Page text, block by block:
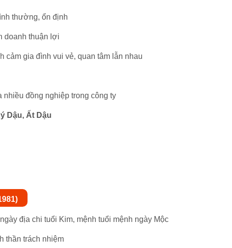
thường, ổn định
doanh thuận lợi
cảm gia đình vui vẻ, quan tâm lẫn nhau
đồng nghiệp trong công ty
Dậu, Ất Dậu
địa chi tuổi Kim, mệnh tuổi mệnh ngày Mộc
thần trách nhiệm